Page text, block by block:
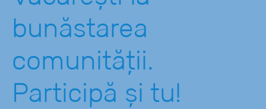
bunăstarea
comunității.
Participă și tu!